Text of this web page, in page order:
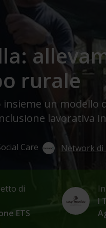
rurale
un modello
lavorativa
Care Network di
di
ETS
I